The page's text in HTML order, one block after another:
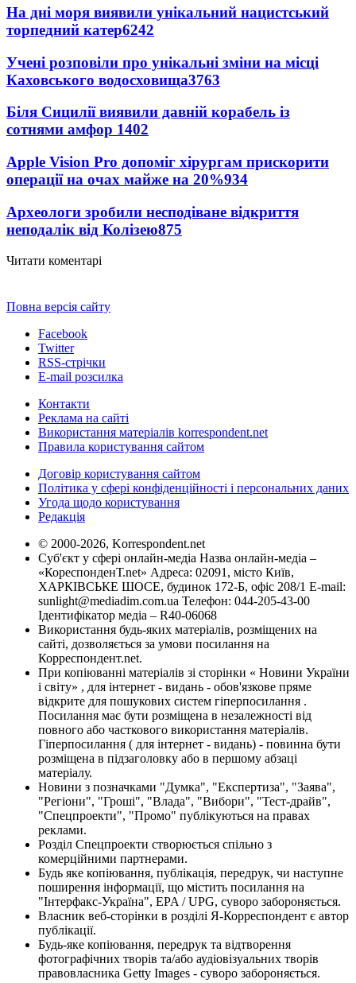
На дні моря виявили унікальний нацистський
торпедний катер6242
Учені розповіли про унікальні зміни на місці
Каховського водосховища3763
Біля Сицилії виявили давній корабель із
сотнями амфор 1402
Apple Vision Pro допоміг хірургам прискорити
операції на очах майже на 20%934
Археологи зробили несподіване відкриття
неподалік від Колізею875
Читати коментарі
Повна версія сайту
Facebook
Twitter
RSS-стрічки
E-mail розсилка
Контакти
Реклама на сайті
Використання матеріалів korrespondent.net
Правила користування сайтом
Договір користування сайтом
Політика у сфері конфіденційності і персональних даних
Угода щодо користування
Редакція
© 2000-2026, Korrespondent.net
Суб'єкт у сфері онлайн-медіа Назва онлайн-медіа –
«КореспонденТ.net» Адреса: 02091, місто Київ,
ХАРКІВСЬКЕ ШОСЕ, будинок 172-Б, офіс 208/1 E-mail:
sunlight@mediadim.com.ua Телефон: 044-205-43-00
Ідентифікатор медіа – R40-06068
Використання будь-яких матеріалів, розміщених на
сайті, дозволяється за умови посилання на
Корреспондент.net.
При копіюванні матеріалів зі сторінки « Новини України
і світу» , для інтернет - видань - обов'язкове пряме
відкрите для пошукових систем гіперпосилання .
Посилання має бути розміщена в незалежності від
повного або часткового використання матеріалів.
Гіперпосилання ( для інтернет - видань) - повинна бути
розміщена в підзаголовку або в першому абзаці
матеріалу.
Новини з позначками "Думка", "Експертиза", "Заява",
"Регіони", "Гроші", "Влада", "Вибори", "Тест-драйв",
"Спецпроекти", "Промо" публікуються на правах
реклами.
Розділ Спецпроекти створюється спільно з
комерційними партнерами.
Будь яке копіювання, публікація, передрук, чи наступне
поширення інформації, що містить посилання на
"Інтерфакс-Україна", EPA / UPG, суворо забороняється.
Власник веб-сторінки в розділі Я-Корреспондент є автор
публікації.
Будь-яке копіювання, передрук та відтворення
фотографічних творів та/або аудіовізуальних творів
правовласника Getty Images - суворо забороняється.